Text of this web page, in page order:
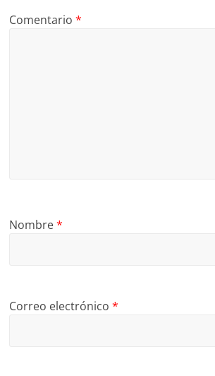
Comentario*
Nombre*
Correo electrónico*